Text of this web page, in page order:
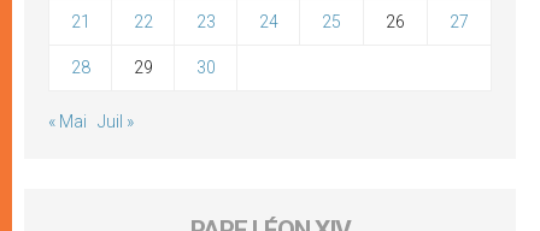
21 22 23 24 25 26 27
28 29 30
« Mai Juil »